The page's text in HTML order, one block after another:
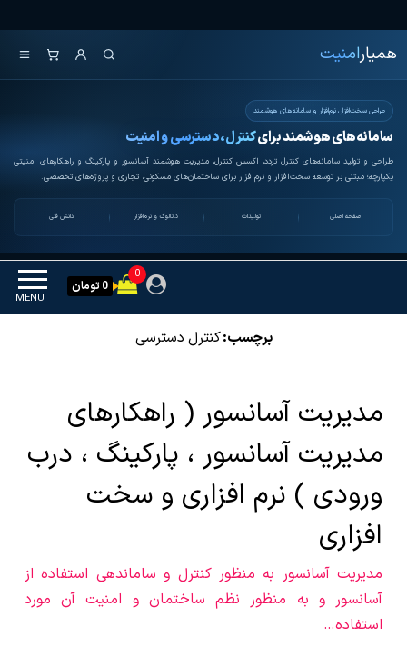
to
the
content
همیار امنیت
همیارامنیت
طراحی سخت‌افزار، نرم‌افزار و سامانه‌های هوشمند
سامانه‌های هوشمند برایکنترل، دسترسی و امنیت
طراحی و تولید سامانه‌های کنترل تردد، اکسس کنترل، مدیریت هوشمند آسانسور و پارکینگ و راهکارهای امنیتی
یکپارچه؛ مبتنی بر توسعه سخت‌افزار و نرم‌افزار برای ساختمان‌های مسکونی، تجاری و پروژه‌های تخصصی.
صفحه اصلی تولیدات کاتالوگ و نرم‌افزار دانش فنی
MENU
0
0 تومان
برچسب:کنترل دسترسی
مدیریت آسانسور ( راهکارهای
مدیریت آسانسور ، پارکینگ ، درب
ورودی ) نرم افزاری و سخت
افزاری
مدیریت آسانسور به منظور کنترل و ساماندهی استفاده از
آسانسور و به منظور نظم ساختمان و امنیت آن مورد
استفاده…